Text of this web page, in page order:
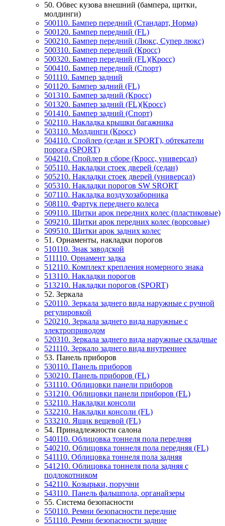
50. Обвес кузова внешний (бампера, щитки,
молдинги)
500110. Бампер передний (Стандарт, Норма)
500120. Бампер передний (FL)
500210. Бампер передний (Люкс, Супер люкс)
500310. Бампер передний (Кросс)
500320. Бампер передний (FL)(Кросс)
500410. Бампер передний (Спорт)
501110. Бампер задний
501120. Бампер задний (FL)
501310. Бампер задний (Кросс)
501320. Бампер задний (FL)(Кросс)
501410. Бампер задний (Спорт)
502110. Накладка крышки багажника
503110. Молдинги (Кросс)
504110. Спойлер (седан и SPORT), обтекатели
порога (SPORT)
504210. Спойлер в сборе (Кросс, универсал)
505110. Накладки стоек дверей (седан)
505210. Накладки стоек дверей (универсал)
505310. Накладки порогов SW SRORT
507110. Накладка воздухозаборника
508110. Фартук переднего колеса
509110. Щитки арок передних колес (пластиковые)
509210. Щитки арок передних колес (ворсовые)
509510. Щитки арок задних колес
51. Орнаменты, накладки порогов
510110. Знак заводской
511110. Орнамент задка
512110. Комплект крепления номерного знака
513110. Накладки порогов
513210. Накладки порогов (SPORT)
52. Зеркала
520110. Зеркала заднего вида наружные с ручной
регулировкой
520210. Зеркала заднего вида наружные с
электроприводом
520310. Зеркала заднего вида наружные складные
521110. Зеркало заднего вида внутреннее
53. Панель приборов
530110. Панель приборов
530210. Панель приборов (FL)
531110. Облицовки панели приборов
531210. Облицовки панели приборов (FL)
532110. Накладки консоли
532210. Накладки консоли (FL)
533210. Ящик вещевой (FL)
54. Принадлежности салона
540110. Облицовка тоннеля пола передняя
540210. Облицовка тоннеля пола передняя (FL)
541110. Облицовка тоннеля пола задняя
541210. Облицовка тоннеля пола задняя с
подлокотником
542110. Козырьки, поручни
543110. Панель фальшпола, органайзеры
55. Система безопасности
550110. Ремни безопасности передние
551110. Ремни безопасности задние